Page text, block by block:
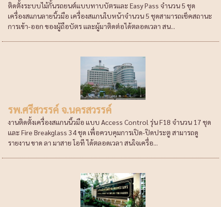
ติดตั้งระบบไม้กั้นรถยนต์แบบทาบบัตรและ Easy Pass จำนวน 5 ชุด
เครื่องสแกนลายนิ้วมือ เครื่องสแกนใบหน้าจำนวน 5 ชุดสามารถเช็คสถานะ
การเข้า-ออก ของผู้ถือบัตร และผู้มาติดต่อได้ตลอดเวลา สน...
รพ.ศรีสวรรค์ จ.นครสวรรค์
งานติดตั้งเครื่องสแกนนิ้วมือ แบบ Access Control รุ่น F18 จำนวน 17 ชุด
และ Fire Breakglass 34 ชุด เพื่อควบคุมการเปิด-ปิดประตู สามารถดู
รายงาน ขาด ลา มาสาย โอที ได้ตลอดเวลา สนใจเครื่อ...